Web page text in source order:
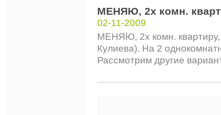
МЕНЯЮ, 2х комн.
02-11-2009
МЕНЯЮ, 2х комн. квартиру,
Кулиева). На 2
Рассмотрим другие